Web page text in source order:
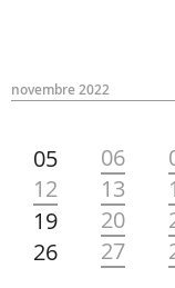
novembre 2022
05
06
12
13
19
20
26
27